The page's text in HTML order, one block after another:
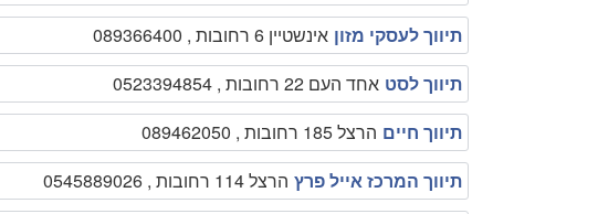
תיווך לעסקי מזון אינשטיין 6 רחובות , 089366400
תיווך לסט אחד העם 22 רחובות , 0523394854
תיווך חיים הרצל 185 רחובות , 089462050
תיווך המרכז אייל פרץ הרצל 114 רחובות , 0545889026